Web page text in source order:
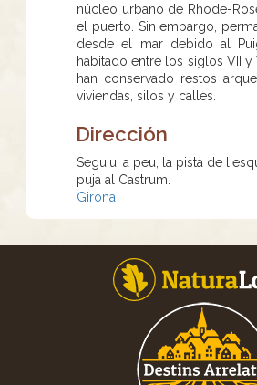
núcleo urbano de Rhode-
el puerto. Sin embargo,
desde el mar debido al
habitado entre los siglos VII y
han conservado restos
viviendas, silos y calles.
Dirección
Seguiu, a peu, la pista de
puja al Castrum.
Girona